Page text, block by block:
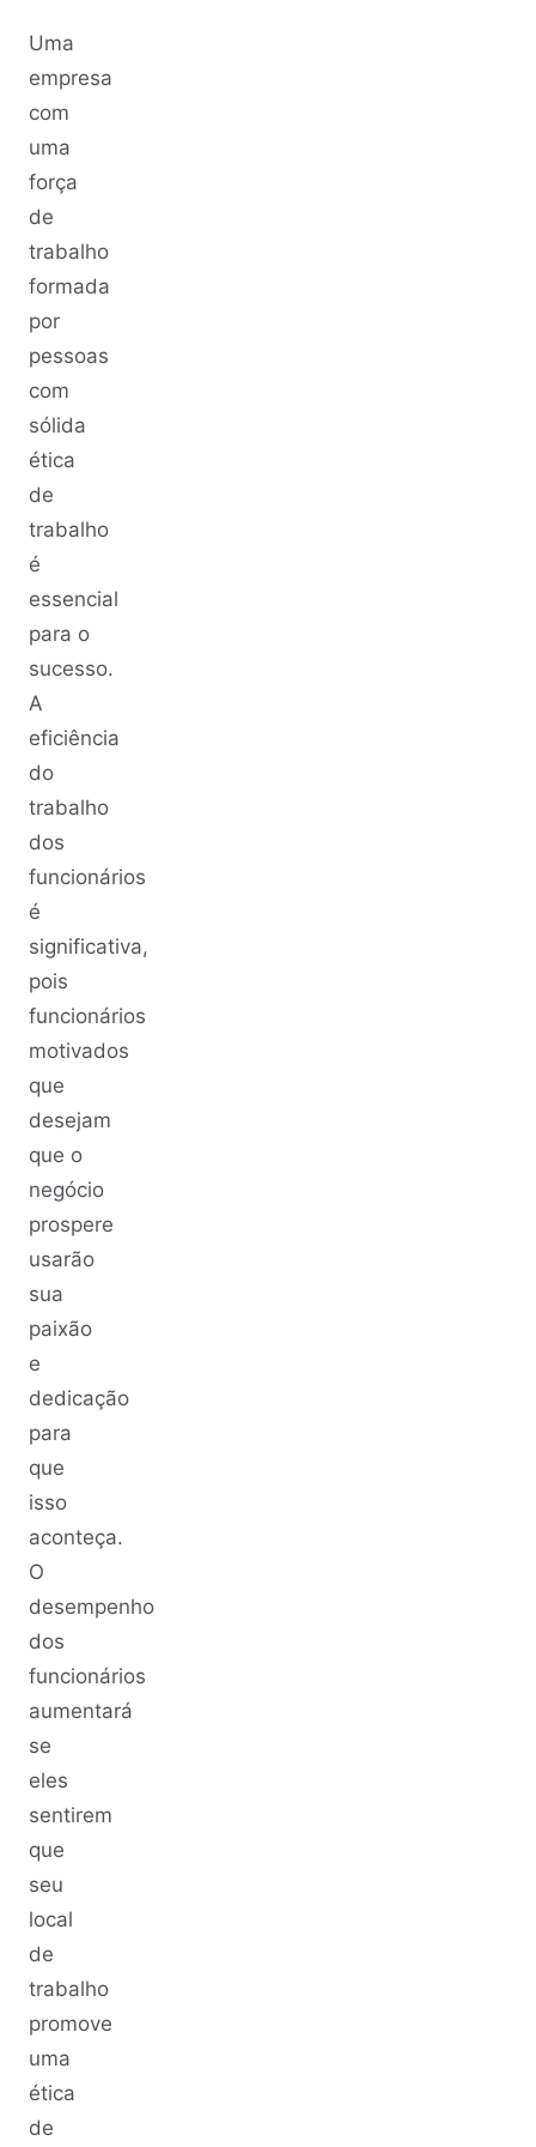
Uma
empresa
com
uma
força
de
trabalho
formada
por
pessoas
com
sólida
ética
de
trabalho
é
essencial
para o
sucesso.
A
eficiência
do
trabalho
dos
funcionários
é
significativa,
pois
funcionários
motivados
que
desejam
que o
negócio
prospere
usarão
sua
paixão
e
dedicação
para
que
isso
aconteça.
O
desempenho
dos
funcionários
aumentará
se
eles
sentirem
que
seu
local
de
trabalho
promove
uma
ética
de